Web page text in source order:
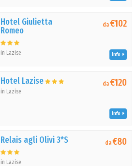
Hotel Giulietta
Romeo
in Lazise
da€102
Info
Hotel Lazise
in Lazise
da€120
Info
Relais agli Olivi 3*S
in Lazise
da€80